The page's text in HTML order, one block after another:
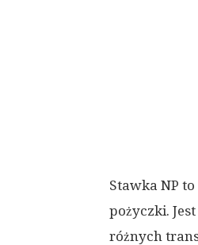
Stawka NP
pożyczki.
różnych